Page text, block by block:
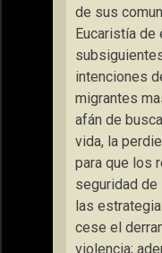
de sus
Eucaristía
intenciones
migrantes
afán de
vida, la
para que los
seguridad de
las
cese el
violencia;